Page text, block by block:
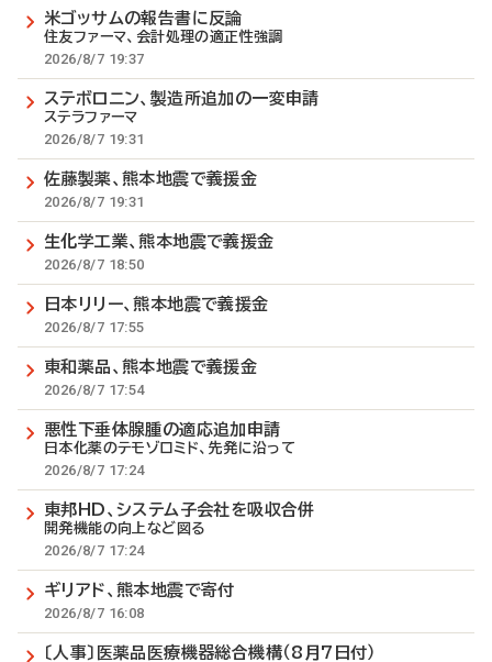
米ゴッサムの報告書に反論
住友ファーマ、会計処理の適正性強調
2026/8/7 19:37
ステボロニン、製造所追加の一変申請
ステラファーマ
2026/8/7 19:31
佐藤製薬、熊本地震で義援金
2026/8/7 19:31
生化学工業、熊本地震で義援金
2026/8/7 18:50
日本リリー、熊本地震で義援金
2026/8/7 17:55
東和薬品、熊本地震で義援金
2026/8/7 17:54
悪性下垂体腺腫の適応追加申請
日本化薬のテモゾロミド、先発に沿って
2026/8/7 17:24
東邦HD、システム子会社を吸収合併
開発機能の向上など図る
2026/8/7 17:24
ギリアド、熊本地震で寄付
2026/8/7 16:08
〔人事〕医薬品医療機器総合機構（8月7日付）